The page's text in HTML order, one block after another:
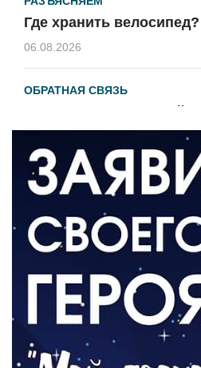
Где хранить велосипед?
06.08.2026
ОБРАТНАЯ СВЯЗЬ
Администрация онлайн
ВЛАСТЬ
День памяти и
06.08.2026
Новый настил на
05.08.2026